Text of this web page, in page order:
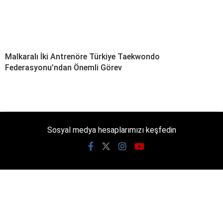
Malkaralı İki Antrenöre Türkiye Taekwondo
Federasyonu’ndan Önemli Görev
Sosyal medya hesaplarımızı keşfedin